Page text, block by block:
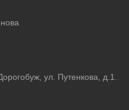
ул. Путенкова, д.1.